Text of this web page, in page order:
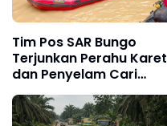
Tim Pos SAR Bungo
Terjunkan Perahu Karet
dan Penyelam Cari
Nenek Zaimah yang
Tenggelam di Sungai